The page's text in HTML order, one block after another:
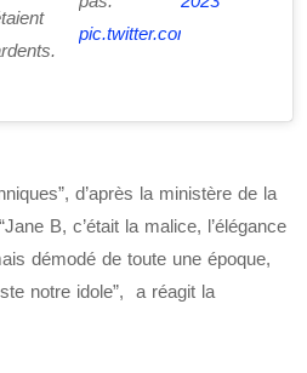
pic.twitter.com/Ad27ngF54R
d’après la ministère de la
B, c’était la malice, l’élégance
démodé de toute une époque,
notre idole”, a réagit la